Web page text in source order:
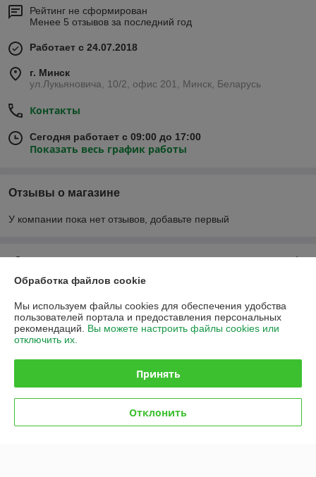
Рейтинг не сформирован
Менее 5 отзывов за последний год
Работает с 24.07.2018
г. Минск
ул.Лукьяновича, 10/2, офис 201, Минск, Беларусь
Контакты
Сегодня работает с 09:00 до 17:00
Показать весь график работы
Отзывы о магазине
У компании пока нет отзывов, добавьте первый
О нас
Доставка и оплата
График работы
Политика обработки cookies
Обработка файлов cookie
Мы используем файлы cookies для обеспечения удобства
пользователей портала и предоставления персональных
рекомендаций. Вы можете настроить файлы cookies или
отключить их.
Принять
Отклонить